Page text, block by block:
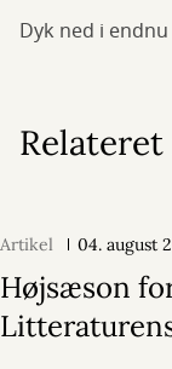
Dyk ned i
Artikel 04. august
Højsæson